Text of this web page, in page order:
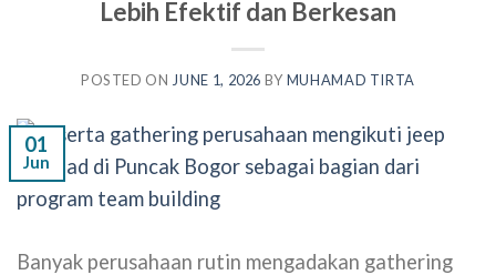
Lebih Efektif dan Berkesan
POSTED ON JUNE 1, 2026 BY MUHAMAD TIRTA
01
Jun
Banyak perusahaan rutin mengadakan gathering